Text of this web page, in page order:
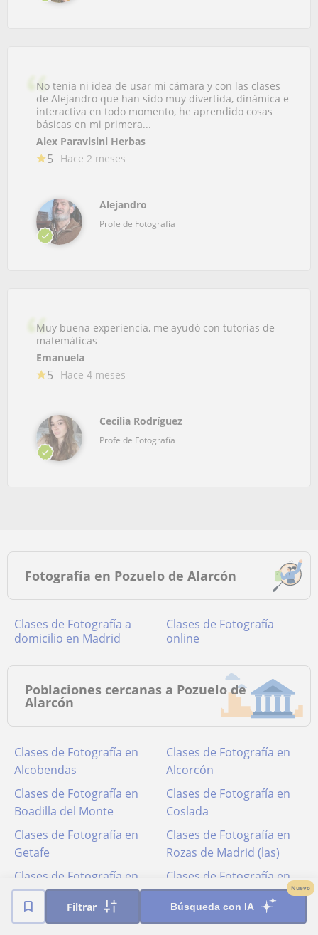
Filtrar Búsqueda con IA
Nuevo
No tenia ni idea de usar mi cámara y con las clases
de Alejandro que han sido muy divertida, dinámica e
interactiva en todo momento, he aprendido cosas
básicas en mi primera...
Alex Paravisini Herbas
5 Hace 2 meses
Alejandro
Profe de Fotografía
Muy buena experiencia, me ayudó con tutorías de
matemáticas
Emanuela
5 Hace 4 meses
Cecilia Rodríguez
Profe de Fotografía
Fotografía en Pozuelo de Alarcón
Clases de Fotografía a
domicilio en Madrid
Clases de Fotografía
online
Poblaciones cercanas a Pozuelo de
Alarcón
Clases de Fotografía en
Alcobendas
Clases de Fotografía en
Alcorcón
Clases de Fotografía en
Boadilla del Monte
Clases de Fotografía en
Coslada
Clases de Fotografía en
Getafe
Clases de Fotografía en
Rozas de Madrid (las)
Clases de Fotografía en
Leganés
Clases de Fotografía en
Madrid
Clases de Fotografía en
Clases de Fotografía en